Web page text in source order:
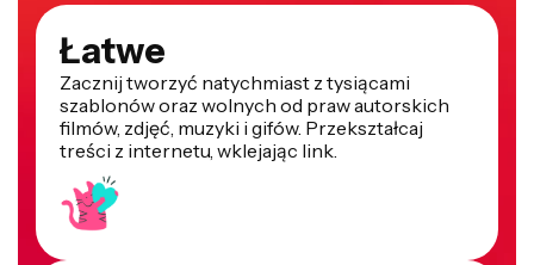
Łatwe
Zacznij tworzyć natychmiast z tysiącami
szablonów oraz wolnych od praw autorskich
filmów, zdjęć, muzyki i gifów. Przekształcaj
treści z internetu, wklejając link.